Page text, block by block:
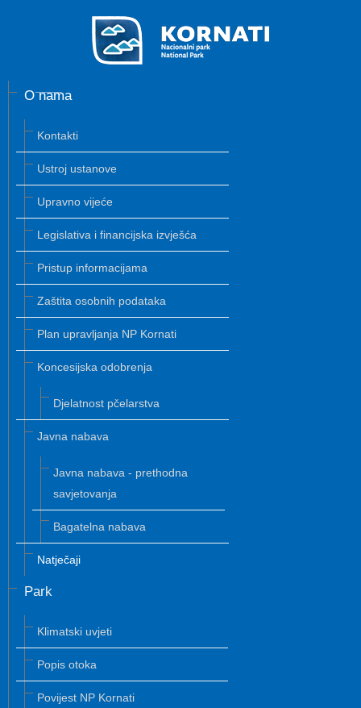
O nama
Kontakti
Ustroj ustanove
Upravno vijeće
Legislativa i financijska izvješća
Pristup informacijama
Zaštita osobnih podataka
Plan upravljanja NP Kornati
Koncesijska odobrenja
Djelatnost pčelarstva
Javna nabava
Javna nabava - prethodna
savjetovanja
Bagatelna nabava
Natječaji
Park
Klimatski uvjeti
Popis otoka
Povijest NP Kornati